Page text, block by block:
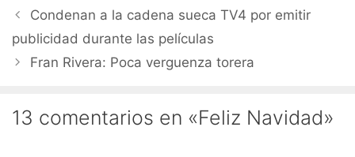
Condenan a la cadena sueca TV4 por emitir
publicidad durante las películas
Fran Rivera: Poca verguenza torera
13 comentarios en «Feliz Navidad»